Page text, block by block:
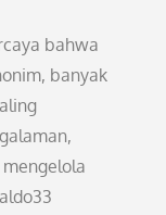
bahwa
banyak